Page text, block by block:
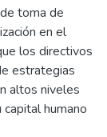
toma de
en el
los directivos
estrategias
altos niveles
humano